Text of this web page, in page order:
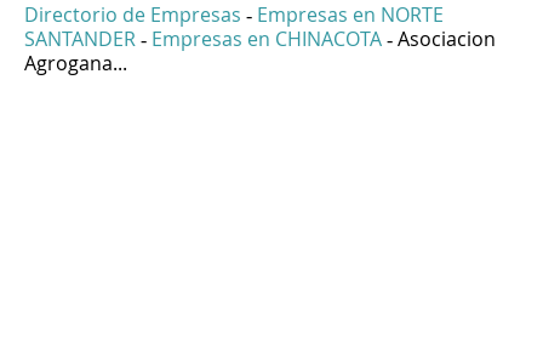
Directorio de Empresas - Empresas en NORTE
SANTANDER - Empresas en CHINACOTA - Asociacion
Agrogana...